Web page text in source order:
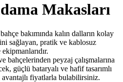
Makasları
bakımında kalın dalların kolay
sağlayan, pratik ve kablosuz
bahçelerinden peyzaj çalışmalarına
güçlü bataryalı ve hafif tasarımlı
avantajlı fiyatlarla bulabilirsiniz.